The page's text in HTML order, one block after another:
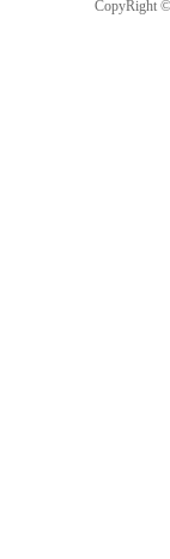
CopyRight